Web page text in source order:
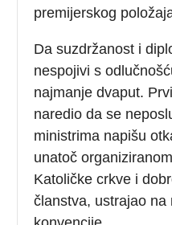
premijerskog
Da suzdržanost i
nespojivi s
najmanje dvaput.
naredio da se
ministrima napišu
unatoč
Katoličke crkve i
članstva, ustrajao